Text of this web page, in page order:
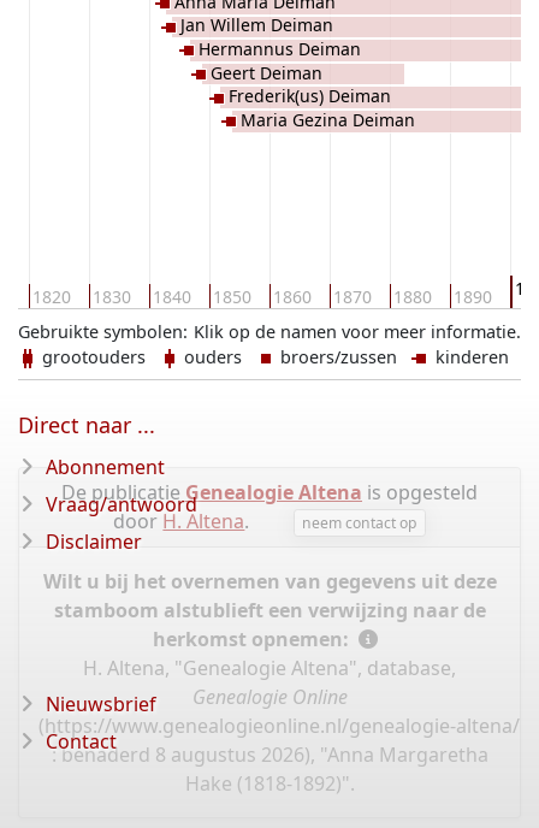
1820 1830 1840 1850 1860 1870 1880 1890
Jan Willem Deiman
Hermannus Deiman
Geert Deiman
Frederik(us) Deiman
Maria Gezina Deiman
Klik op de namen voor meer informatie.
Gebruikte symbolen:
grootouders
ouders broers/zussen kinderen
De publicatie Genealogie Altena is opgesteld
door H. Altena. neem contact op
Wilt u bij het overnemen van gegevens uit deze
stamboom alstublieft een verwijzing naar de
herkomst opnemen:
H. Altena, "Genealogie Altena", database,
Genealogie Online
(https://www.genealogieonline.nl/genealogie-altena/
: benaderd 8 augustus 2026), "Anna Margaretha
Hake (1818-1892)".
Direct naar ...
Abonnement
Vraag/antwoord
Disclaimer
Nieuwsbrief
Contact